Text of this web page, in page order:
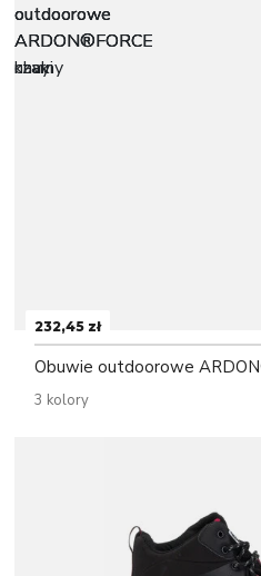
232,45 zł
Obuwie outdoorowe
3 kolory